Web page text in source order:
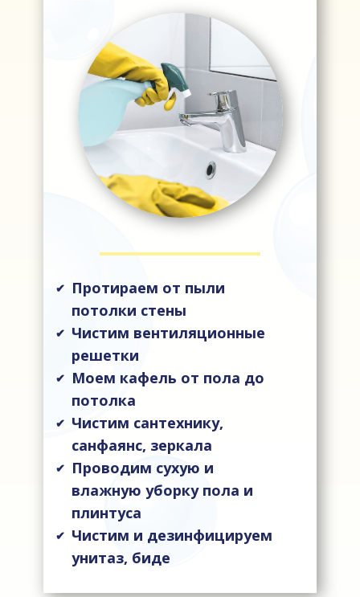
✔ Протираем от пыли
потолки стены
✔ Чистим вентиляционные
решетки
✔ Моем кафель от пола до
потолка
✔ Чистим сантехнику,
санфаянс, зеркала
✔ Проводим сухую и
влажную уборку пола и
плинтуса
✔ Чистим и дезинфицируем
унитаз, биде